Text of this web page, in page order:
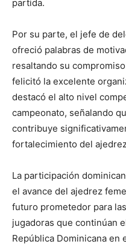
partida.
Por su parte, el jefe de
ofreció palabras de
resaltando su
felicitó la excelente
destacó el alto nivel
campeonato, señalando
contribuye
fortalecimiento del
La participación
el avance del ajedrez
futuro prometedor para
jugadoras que continúan
República Dominicana en